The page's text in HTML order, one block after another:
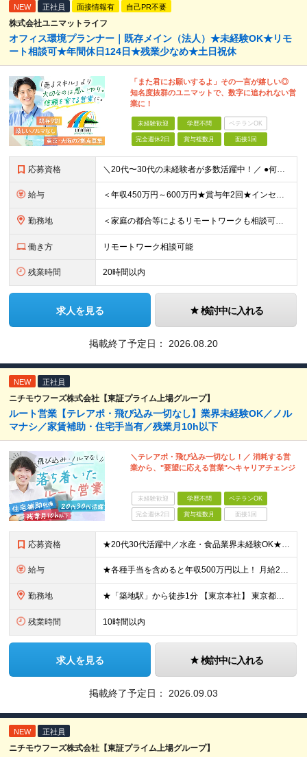
NEW 正社員 面接情報有 自己PR不要
株式会社ユニマットライフ
オフィス環境プランナー｜既存メイン（法人）★未経験OK★リモ
ート相談可★年間休日124日★残業少なめ★土日祝休
「また君にお願いするよ」その一言が嬉しい◎
知名度抜群のユニマットで、数字に追われない営
業に！
未経験歓迎 学歴不問 ベテランOK
完全週休2日 賞与複数月 面接1回
応募資格 ＼20代〜30代の未経験者が多数活躍中！／ ●何らかの社会人経験をお持ちの方（年数不問） ●学歴不問 ●大阪拠点については要第一種普通自動車免許 ～こんな方にピッタリ～ ・人と話すこと、喜ばれること
給与 ＜年収450万円～600万円★賞与年2回★インセンティブ制度あり＞ 【東京勤務の場合】 月給28万3,000円～29万円＋インセンティブ＋別途残業手当支給 【大阪の場合】 月給27万5,000円～2
勤務地 ＜家庭の都合等によるリモートワークも相談可★転勤なし、直行直帰もOK＞ 【勤務先】 ※東京・大阪の2拠点で募集 ※各拠点での募集となります ※配属先は希望を考慮いたします ■東京 東京都立川市高松
働き方 リモートワーク相談可能
残業時間 20時間以内
求人を見る 検討中に入れる
掲載終了予定日： 2026.08.20
NEW 正社員
ニチモウフーズ株式会社【東証プライム上場グループ】
ルート営業【テレアポ・飛び込み一切なし】業界未経験OK／ノル
マナシ／家賃補助・住宅手当有／残業月10h以下
＼テレアポ・飛び込み一切なし！／ 消耗する営
業から、"要望に応える営業"へキャリアチェンジ
未経験歓迎 学歴不問 ベテランOK
完全週休2日 賞与複数月 面接1回
応募資格 ★20代30代活躍中／水産・食品業界未経験OK★ ◇学歴不問 ◇第二新卒歓迎 【必須要件】 ■何かしらの営業経験をお持ちの方 └水産や食品の経験・知識がない方でもOK！ 業界知識は入社後に丁寧にご
給与 ★各種手当を含めると年収500万円以上！ 月給25万円～45万円＋住宅手当もしくは借り上げ社宅補助＋賞与年2回＋その他各種手当 ※試用期間3ヵ月あり。期間中の給与・待遇の差異はありません ※年齢・能
勤務地 ★「築地駅」から徒歩1分 【東京本社】 東京都中央区築地3-9-9 築地三丁目ビル8F (変更の範囲)上記を除く当社関連勤務地
残業時間 10時間以内
求人を見る 検討中に入れる
掲載終了予定日： 2026.09.03
NEW 正社員
ニチモウフーズ株式会社【東証プライム上場グループ】